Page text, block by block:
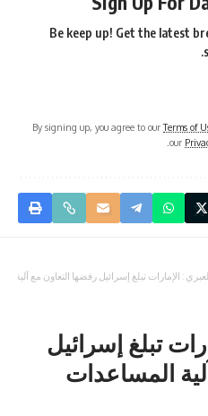
Be keep up! Get the latest
By signing up, you agree to ourTerms of
our
: الإمارات تبلغ إسرائيل رفضها التعاون مع آلية
تبلغ إسرائيل
المساعدات